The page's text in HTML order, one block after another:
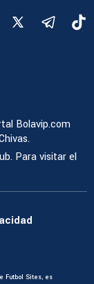
Bolavip.com
Para visitar el
Futbol Sites, es